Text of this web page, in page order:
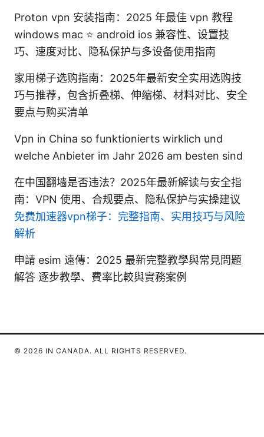
Proton vpn 安装指南：2025 年最佳 vpn 教程
windows mac ⭐ android ios 兼容性、设置技
巧、速度对比、隐私保护与多设备使用指南
家用梯子选购指南：2025年最新安全实用选购技
巧与推荐，包含折叠梯、伸缩梯、材料对比、安全
要点与购买清单
Vpn in China so funktionierts wirklich und
welche Anbieter im Jahr 2026 am besten sind
在中国翻墙是否违法？2025年最新解读与安全指
南：VPN 使用、合规要点、隐私保护与实操建议
免费加速器vpn梯子：完整指南、实用技巧与风险
解析
申請 esim 遠傳：2025 最新完整教學與常見問題
解答 逐步教學、費率比較與實務案例
© 2026 IN CANADA. ALL RIGHTS RESERVED.